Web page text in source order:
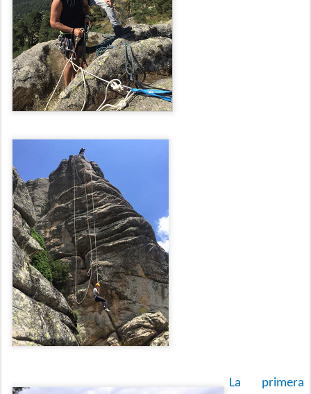
La primera